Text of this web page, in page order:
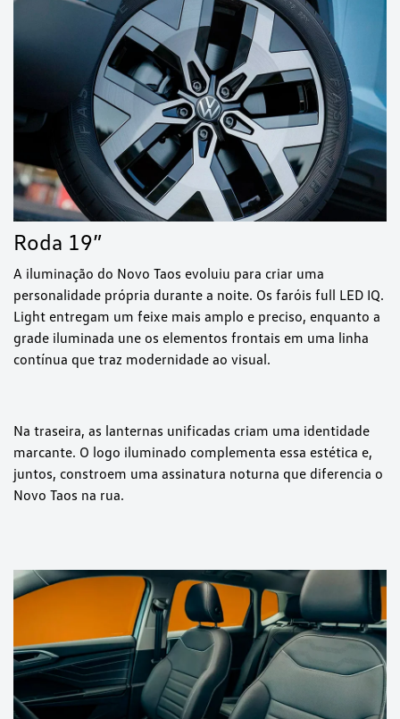
Roda 19”
A iluminação do Novo Taos evoluiu para criar uma
personalidade própria durante a noite. Os faróis full LED IQ.
Light entregam um feixe mais amplo e preciso, enquanto a
grade iluminada une os elementos frontais em uma linha
contínua que traz modernidade ao visual.
Na traseira, as lanternas unificadas criam uma identidade
marcante. O logo iluminado complementa essa estética e,
juntos, constroem uma assinatura noturna que diferencia o
Novo Taos na rua.